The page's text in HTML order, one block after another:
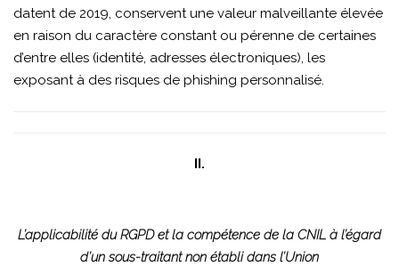
datent de 2019, conservent une valeur malveillante élevée
en raison du caractère constant ou pérenne de certaines
d’entre elles (identité, adresses électroniques), les
exposant à des risques de phishing personnalisé.
II.
L’applicabilité du RGPD et la compétence de la CNIL à l’égard
d’un sous-traitant non établi dans l’Union